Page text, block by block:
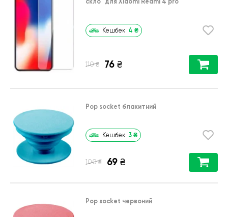
Кешбек 4 ₴
110 ₴ 76 ₴
Pop socket блакитний
Кешбек 3 ₴
100 ₴ 69 ₴
Pop socket червоний